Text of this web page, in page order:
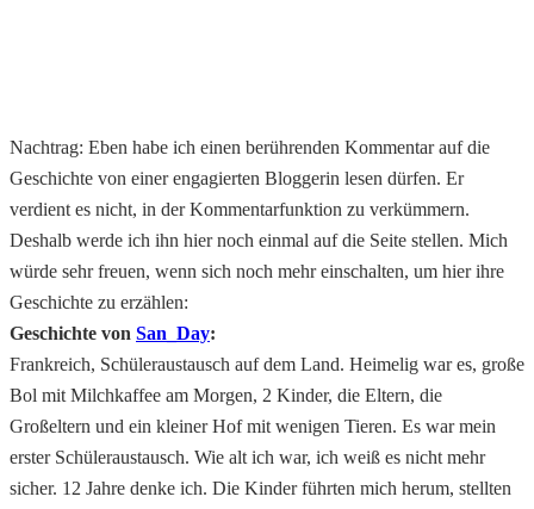
Nachtrag: Eben habe ich einen berührenden Kommentar auf die
Geschichte von einer engagierten Bloggerin lesen dürfen. Er
verdient es nicht, in der Kommentarfunktion zu verkümmern.
Deshalb werde ich ihn hier noch einmal auf die Seite stellen. Mich
würde sehr freuen, wenn sich noch mehr einschalten, um hier ihre
Geschichte zu erzählen:
Geschichte von San_Day:
Frankreich, Schüleraustausch auf dem Land. Heimelig war es, große
Bol mit Milchkaffee am Morgen, 2 Kinder, die Eltern, die
Großeltern und ein kleiner Hof mit wenigen Tieren. Es war mein
erster Schüleraustausch. Wie alt ich war, ich weiß es nicht mehr
sicher. 12 Jahre denke ich. Die Kinder führten mich herum, stellten